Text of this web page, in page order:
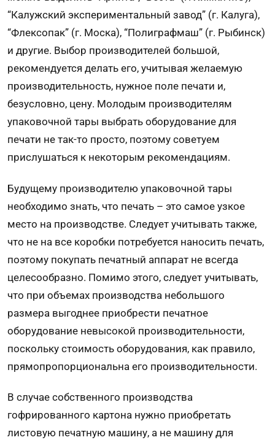
“Калужский экспериментальный завод” (г. Калуга),
“Флексопак” (г. Моска), “Полиграфмаш” (г. Рыбинск)
и другие. Выбор производителей большой,
рекомендуется делать его, учитывая желаемую
производительность, нужное поле печати и,
безусловно, цену. Молодым производителям
упаковочной тары выбрать оборудование для
печати не так-то просто, поэтому советуем
прислушаться к некоторым рекомендациям.
Будущему производителю упаковочной тары
необходимо знать, что печать – это самое узкое
место на производстве. Следует учитывать также,
что не на все коробки потребуется наносить печать,
поэтому покупать печатный аппарат не всегда
целесообразно. Помимо этого, следует учитывать,
что при объемах производства небольшого
размера выгоднее приобрести печатное
оборудование невысокой производительности,
поскольку стоимость оборудования, как правило,
прямопропорциональна его производительности.
В случае собственного производства
гофрированного картона нужно приобретать
листовую печатную машину, а не машину для